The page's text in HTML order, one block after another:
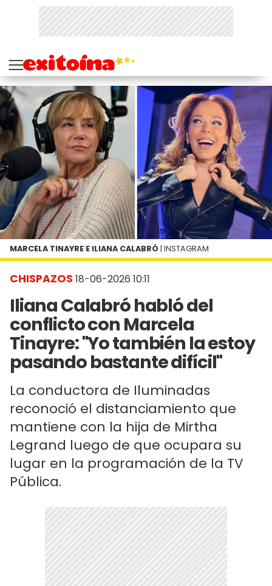
CHISPAZOS 18-06-2026 10:11
Iliana Calabró habló del
conflicto con Marcela
Tinayre: "Yo también la estoy
pasando bastante difícil"
La conductora de Iluminadas
reconoció el distanciamiento que
mantiene con la hija de Mirtha
Legrand luego de que ocupara su
lugar en la programación de la TV
Pública.
MARCELA TINAYRE E ILIANA CALABRÓ | INSTAGRAM